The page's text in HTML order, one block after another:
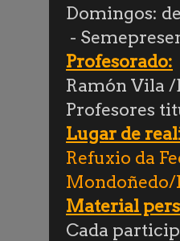
Domingos:
-
Profesorado:
Ramón Vila
Profesores
Lugar de
Refuxio da
Material
Cada